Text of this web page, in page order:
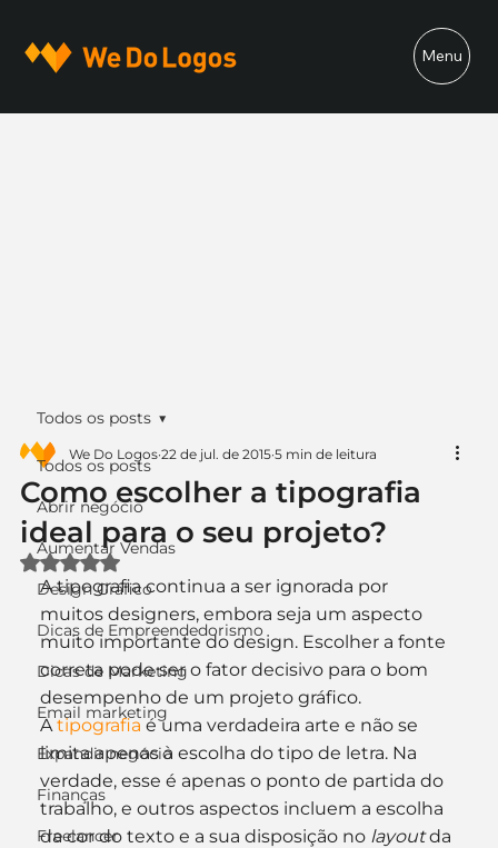
Menu
Todos os posts
Abrir negócio
Aumentar Vendas
Design Gráfico
Dicas de Empreendedorismo
Dicas de Marketing
Email marketing
Expandir negócio
Finanças
Freelancer
Todos os posts
Como escolher a tipografia
ideal para o seu projeto?
We Do Logos 22 de jul. de 2015 5 min de leitura
Avaliado com NaN de 5 estrelas.
A tipografia continua a ser ignorada por
muitos designers, embora seja um aspecto
muito importante do design. Escolher a fonte
correta pode ser o fator decisivo para o bom
desempenho de um projeto gráfico.
A tipografia é uma verdadeira arte e não se
limita apenas à escolha do tipo de letra. Na
verdade, esse é apenas o ponto de partida do
trabalho, e outros aspectos incluem a escolha
da cor do texto e a sua disposição no layout da